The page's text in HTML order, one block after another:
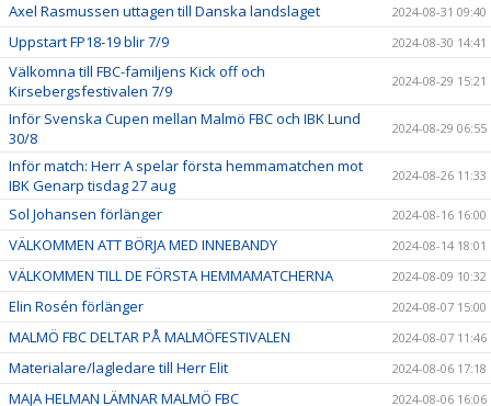
Axel Rasmussen uttagen till Danska landslaget 2024-08-31 09:40
Uppstart FP18-19 blir 7/9 2024-08-30 14:41
Välkomna till FBC-familjens Kick off och
Kirsebergsfestivalen 7/9
2024-08-29 15:21
Inför Svenska Cupen mellan Malmö FBC och IBK Lund
30/8
2024-08-29 06:55
Inför match: Herr A spelar första hemmamatchen mot
IBK Genarp tisdag 27 aug
2024-08-26 11:33
Sol Johansen förlänger 2024-08-16 16:00
VÄLKOMMEN ATT BÖRJA MED INNEBANDY 2024-08-14 18:01
VÄLKOMMEN TILL DE FÖRSTA HEMMAMATCHERNA 2024-08-09 10:32
Elin Rosén förlänger 2024-08-07 15:00
MALMÖ FBC DELTAR PÅ MALMÖFESTIVALEN 2024-08-07 11:46
Materialare/lagledare till Herr Elit 2024-08-06 17:18
MAJA HELMAN LÄMNAR MALMÖ FBC 2024-08-06 16:06